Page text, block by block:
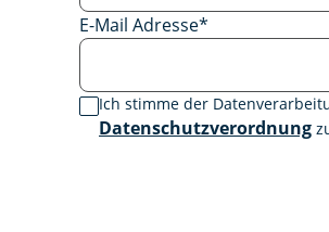
E-Mail Adresse*
Ich stimme der
Datenschutzverordnung